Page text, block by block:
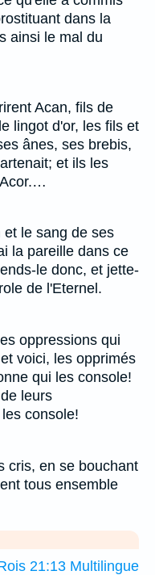
dans la
ainsi le mal du
Acan, fils de
lingot d'or, les fils et
ânes, ses brebis,
et ils les
le sang de ses
la pareille dans ce
le donc, et jette-
de l'Eternel.
oppressions qui
voici, les opprimés
qui les console!
leurs
console!
cris, en se bouchant
tous ensemble
21:13 Multilingue